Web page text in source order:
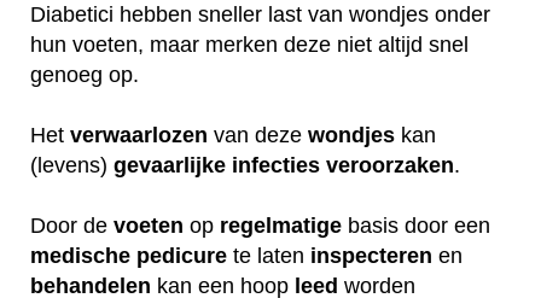
Diabetici hebben sneller last van wondjes onder
hun voeten, maar merken deze niet altijd snel
genoeg op.
Het verwaarlozen van deze wondjes kan
(levens) gevaarlijke infecties veroorzaken.
Door de voeten op regelmatige basis door een
medische pedicure te laten inspecteren en
behandelen kan een hoop leed worden